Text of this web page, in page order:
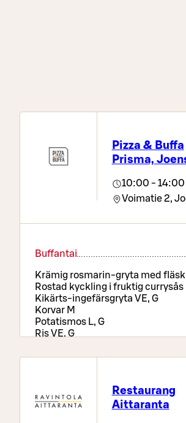
Pizza & Buffa
Prisma,
10:00 - 14:00
Voimatie 2,
Buffantai
Krämig rosmarin-gryta med fläsk
Rostad kyckling i fruktig currysås
Kikärts-ingefärsgryta VE, G
Korvar M
Potatismos L, G
Ris VE, G
Pizzabord, sallads- och
Restaurang
Aittaranta